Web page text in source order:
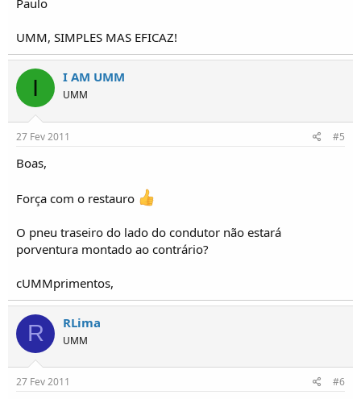
Paulo
UMM, SIMPLES MAS EFICAZ!
I I AM UMM
UMM
27 Fev 2011 #5
Boas,
Força com o restauro
O pneu traseiro do lado do condutor não estará
porventura montado ao contrário?
cUMMprimentos,
R RLima
UMM
27 Fev 2011 #6